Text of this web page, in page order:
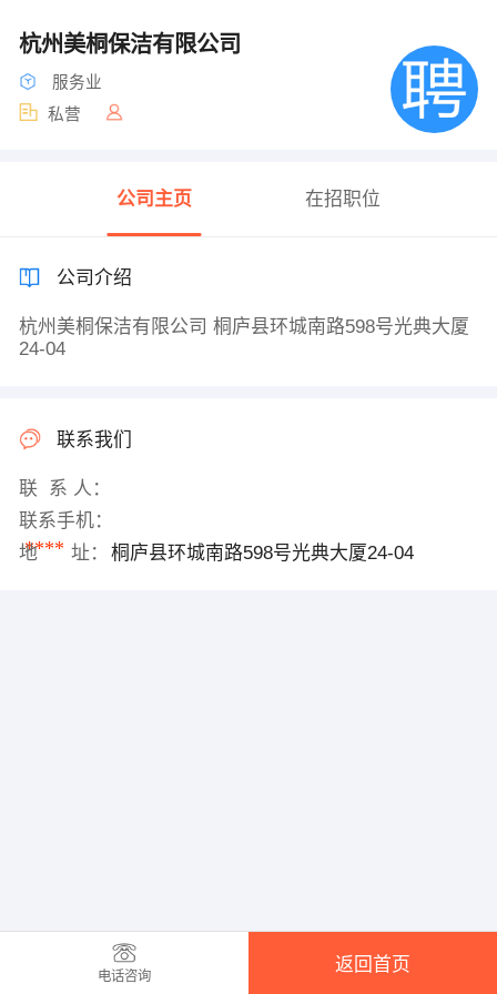
杭州美桐保洁有限公司
服务业
私营
公司主页 在招职位
公司介绍
杭州美桐保洁有限公司 桐庐县环城南路598号光典大厦
24-04
联系我们
联 系 人：
联系手机：
****
地 址： 桐庐县环城南路598号光典大厦24-04
电话咨询
返回首页